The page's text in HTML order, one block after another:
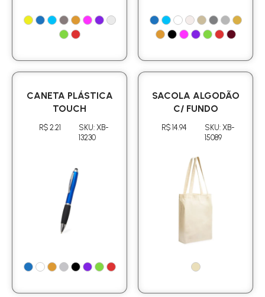
CANETA PLÁSTICA
TOUCH
R$ 2.21
SKU: XB-
13230
SACOLA ALGODÃO
C/ FUNDO
R$ 14.94
SKU: XB-
15089